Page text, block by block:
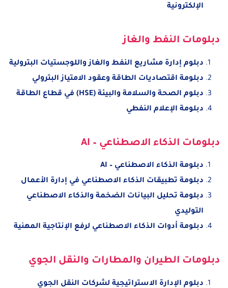
الإلكترونية
دبلومات النفط والغاز
دبلوم إدارة مشاريع النفط والغاز واللوجستيات البترولية
دبلومة اقتصاديات الطاقة وعقود الامتياز البترولي
دبلوم الصحة والسلامة والبيئة (HSE) في قطاع الطاقة
دبلومة الإعلام النفطي
دبلومات الذكاء الاصطناعي – AI
دبلومة الذكاء الاصطناعي – AI
دبلومة تطبيقات الذكاء الاصطناعي في إدارة الأعمال
دبلومة تحليل البيانات الضخمة والذكاء الاصطناعي
التوليدي
دبلومة أدوات الذكاء الاصطناعي لرفع الإنتاجية المهنية
دبلومات الطيران والمطارات والنقل الجوي
دبلوم الإدارة الاستراتيجية لشركات النقل الجوي